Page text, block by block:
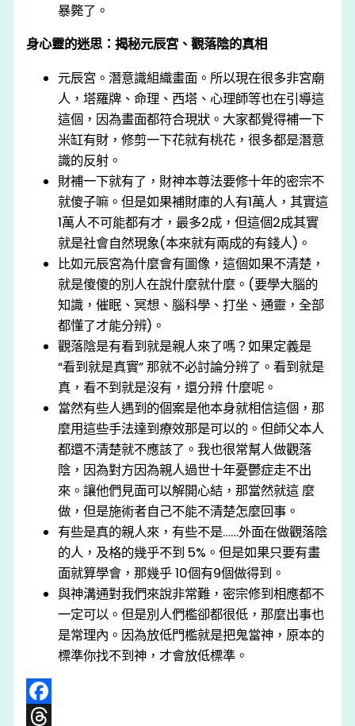
暴斃了。
身心靈的迷思：揭秘元辰宮、觀落陰的真相
元辰宮。潛意識組織畫⾯。所以現在很多非宮廟
⼈，塔羅牌、命理、西塔、心理師等也在引導這
這個，因為畫面都符合現狀。大家都覺得補一下
米缸有財，修剪一下花就有桃花，很多都是潛意
識的反射。
財補一下就有了，財神本尊法要修十年的密宗不
就傻子嘛。但是如果補財庫的人有1萬人，其實這
1萬人不可能都有才，最多2成，但這個2成其實
就是社會自然現象(本來就有兩成的有錢人)。
比如元辰宮為什麼會有圖像，這個如果不清楚，
就是傻傻的別人在說什麼就什麼。(要學大腦的
知識，催眠、冥想、腦科學、打坐、通靈，全部
都懂了才能分辨)。
觀落陰是有看到就是親人來了嗎？如果定義是
“看到就是真實” 那就不必討論分辨了。看到就是
真，看不到就是沒有，還分辨 什麼呢。
當然有些人遇到的個案是他本身就相信這個，那
麼用這些手法達到療效那是可以的。但師父本人
都還不清楚就不應該了。我也很常幫人做觀落
陰，因為對方因為親人過世十年憂鬱症走不出
來。讓他們見面可以解開心結，那當然就這 麼
做，但是施術者自己不能不清楚怎麼回事。
有些是真的親人來，有些不是……外面在做觀落陰
的人，及格的幾乎不到 5%。但是如果只要有畫
面就算學會，那幾乎 10個有9個做得到。
與神溝通對我們來說非常難，密宗修到相應都不
一定可以。但是別人們檻卻都很低，那麼出事也
是常理內。因為放低門檻就是把鬼當神，原本的
標準你找不到神，才會放低標準。
Facebook